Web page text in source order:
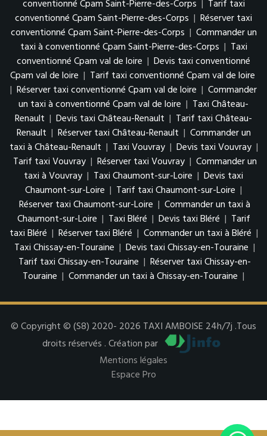
conventionné Cpam Saint-Pierre-des-Corps | Tarif taxi
conventionné Cpam Saint-Pierre-des-Corps | Réserver taxi
conventionné Cpam Saint-Pierre-des-Corps | Commander un
taxi à conventionné Cpam Saint-Pierre-des-Corps | Taxi
conventionné Cpam val de loire | Devis taxi conventionné
Cpam val de loire | Tarif taxi conventionné Cpam val de loire
| Réserver taxi conventionné Cpam val de loire | Commander
un taxi à conventionné Cpam val de loire | Taxi Château-
Renault | Devis taxi Château-Renault | Tarif taxi Château-
Renault | Réserver taxi Château-Renault | Commander un
taxi à Château-Renault | Taxi Vouvray | Devis taxi Vouvray |
Tarif taxi Vouvray | Réserver taxi Vouvray | Commander un
taxi à Vouvray | Taxi Chaumont-sur-Loire | Devis taxi
Chaumont-sur-Loire | Tarif taxi Chaumont-sur-Loire |
Réserver taxi Chaumont-sur-Loire | Commander un taxi à
Chaumont-sur-Loire | Taxi Bléré | Devis taxi Bléré | Tarif
taxi Bléré | Réserver taxi Bléré | Commander un taxi à Bléré |
Taxi Chissay-en-Touraine | Devis taxi Chissay-en-Touraine |
Tarif taxi Chissay-en-Touraine | Réserver taxi Chissay-en-
Touraine | Commander un taxi à Chissay-en-Touraine |
© Copyright © (S8) 2020- 2026 TAXI AMBOISE 24h/7j .Tous
droits réservés . Création par
Mentions légales
Espace Pro